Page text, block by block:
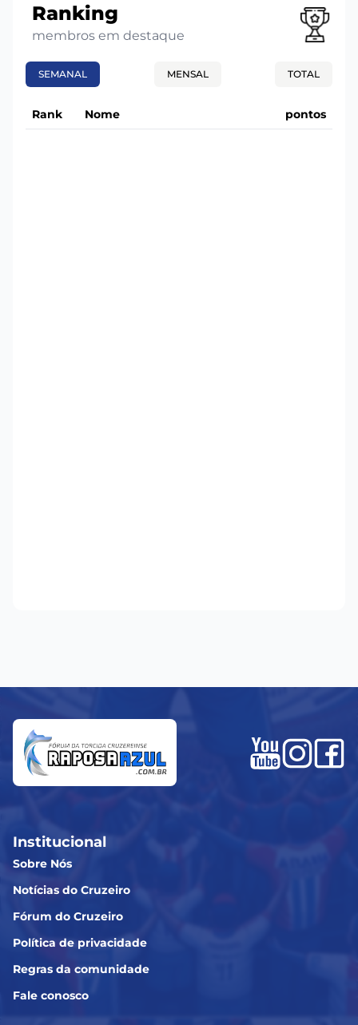
Ranking
membros em destaque
SEMANAL MENSAL TOTAL
Rank Nome pontos
Institucional
Sobre Nós
Notícias do Cruzeiro
Fórum do Cruzeiro
Política de privacidade
Regras da comunidade
Fale conosco